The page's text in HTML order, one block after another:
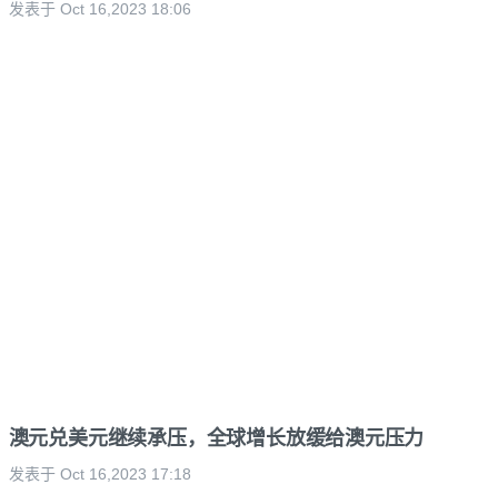
发表于 Oct 16,2023 18:06
澳元兑美元继续承压，全球增长放缓给澳元压力
发表于 Oct 16,2023 17:18